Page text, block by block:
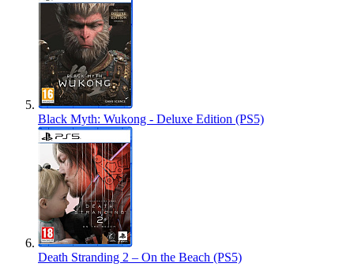
Black Myth: Wukong - Deluxe Edition (PS5)
Death Stranding 2 – On the Beach (PS5)